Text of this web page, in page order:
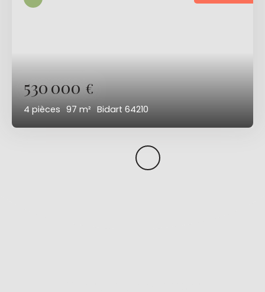
530 000€
4 pièces 97 m² Bidart 64210